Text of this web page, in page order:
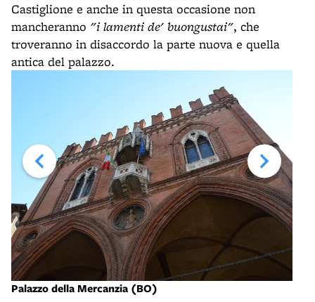
Castiglione e anche in questa occasione non
mancheranno "i lamenti de' buongustai", che
troveranno in disaccordo la parte nuova e quella
antica del palazzo.
Palazzo della Mercanzia (BO)